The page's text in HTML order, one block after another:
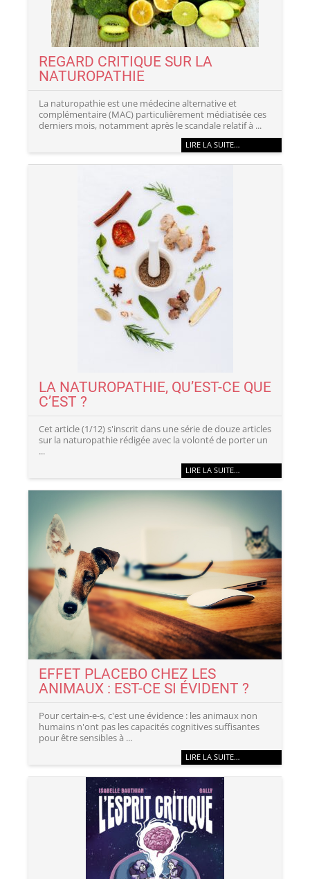
REGARD CRITIQUE SUR LA
NATUROPATHIE
La naturopathie est une médecine alternative et
complémentaire (MAC) particulièrement médiatisée ces
derniers mois, notamment après le scandale relatif à ...
LIRE LA SUITE…
LA NATUROPATHIE, QU’EST-CE QUE
C’EST ?
Cet article (1/12) s'inscrit dans une série de douze articles
sur la naturopathie rédigée avec la volonté de porter un
...
LIRE LA SUITE…
EFFET PLACEBO CHEZ LES
ANIMAUX : EST-CE SI ÉVIDENT ?
Pour certain-e-s, c'est une évidence : les animaux non
humains n'ont pas les capacités cognitives suffisantes
pour être sensibles à ...
LIRE LA SUITE…